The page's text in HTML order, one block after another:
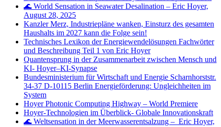
🌊 World Sensation in Seawater Desalination – Eric Hoyer,
August 28, 2025
Kanzler Merz, Industriepläne wanken, Einsturz des gesamten
Haushalts im 2027 kann die Folge sein!
Technisches Lexikon der Energiewendelösungen Fachwörter
und Beschreibung Teil 1 von Eric Hoyer
Quantensprung in der Zusammenarbeit zwischen Mensch und
KI- Hoyer–KI-Synapse
Bundesministerium für Wirtschaft und Energie Scharnhorststr.
34-37 D-10115 Berlin Energieförderung: Ungleichheiten im
System
Hoyer Photonic Computing Highway – World Premiere
Hoyer-Technologien im Überblick- Globale Innovationskraft
🌊 Weltsensation in der Meerwasserentsalzung – Eric Hoyer,